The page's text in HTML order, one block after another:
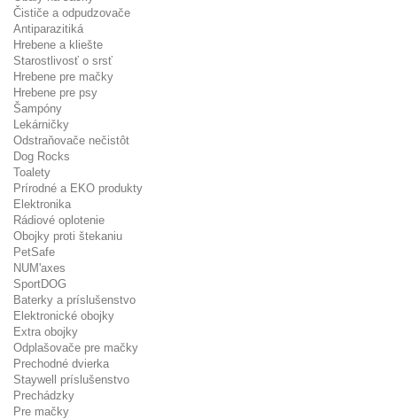
Čističe a odpudzovače
Antiparazitiká
Hrebene a kliešte
Starostlivosť o srsť
Hrebene pre mačky
Hrebene pre psy
Šampóny
Lekárničky
Odstraňovače nečistôt
Dog Rocks
Toalety
Prírodné a EKO produkty
Elektronika
Rádiové oplotenie
Obojky proti štekaniu
PetSafe
NUM'axes
SportDOG
Baterky a príslušenstvo
Elektronické obojky
Extra obojky
Odplašovače pre mačky
Prechodné dvierka
Staywell príslušenstvo
Prechádzky
Pre mačky